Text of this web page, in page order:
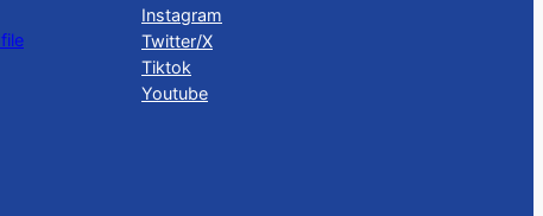
Instagram
Twitter/X
Tiktok
Youtube